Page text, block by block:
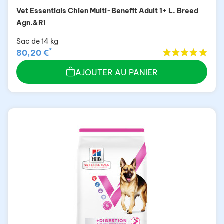
Vet Essentials Chien Multi-Benefit Adult 1+ L. Breed
Agn.&Ri
Sac de 14 kg
80,20 €*
AJOUTER AU PANIER